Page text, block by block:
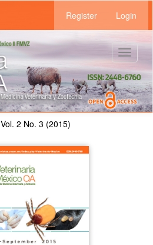
Register Login
Toggle
Vol. 2 No. 3 (2015)